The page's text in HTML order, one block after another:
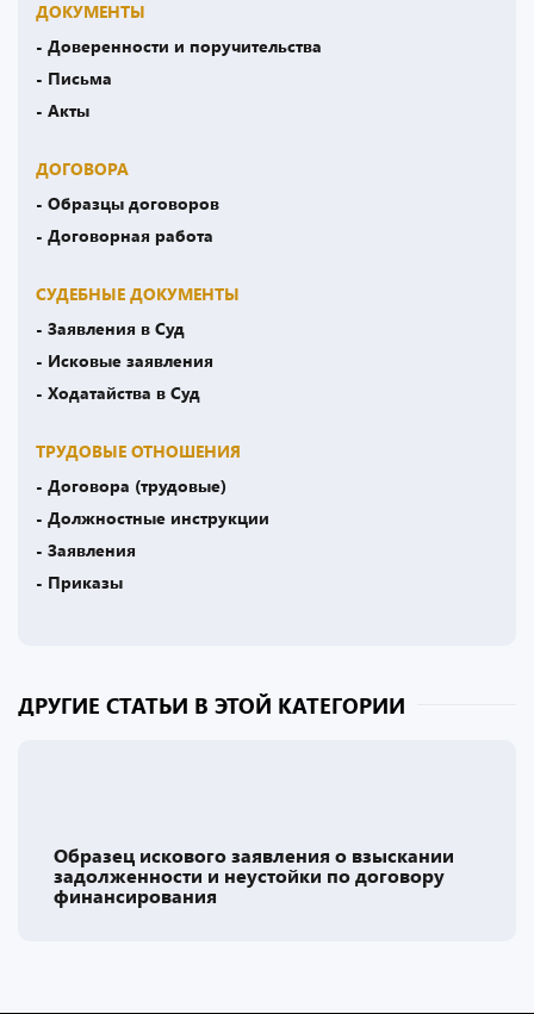
ДОКУМЕНТЫ
- Доверенности и поручительства
- Письма
- Акты
ДОГОВОРА
- Образцы договоров
- Договорная работа
СУДЕБНЫЕ ДОКУМЕНТЫ
- Заявления в Суд
- Исковые заявления
- Ходатайства в Суд
ТРУДОВЫЕ ОТНОШЕНИЯ
- Договора (трудовые)
- Должностные инструкции
- Заявления
- Приказы
ДРУГИЕ СТАТЬИ В ЭТОЙ КАТЕГОРИИ
Образец искового заявления о взыскании
задолженности и неустойки по договору
финансирования